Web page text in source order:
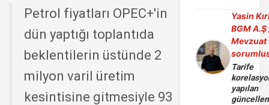
Petrol fiyatları OPEC+'in
dün yaptığı toplantıda
beklentilerin üstünde 2
milyon varil üretim
kesintisine gitmesiyle 93
Yasin
BGM A.Ş
Mevzuat
Tarife
yapılan